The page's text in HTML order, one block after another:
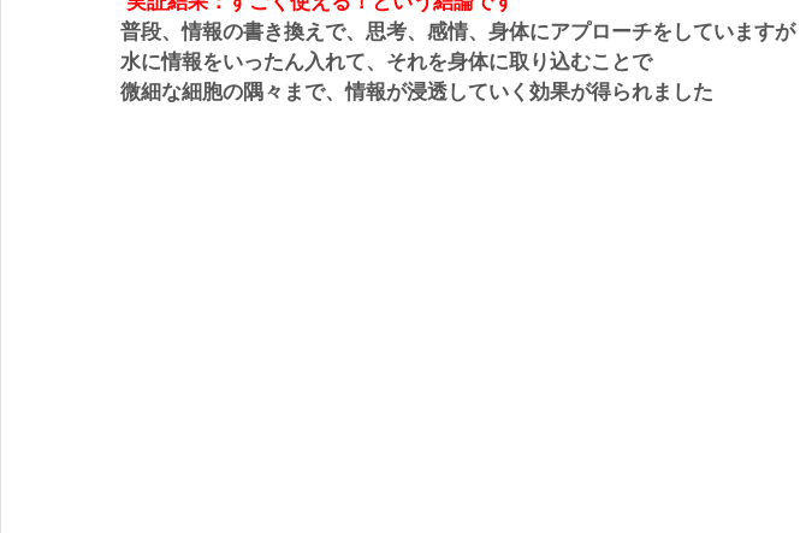
普段、情報の書き換えで、思考、感情、身体にアプローチをしていますが
水に情報をいったん入れて、それを身体に取り込むことで
微細な細胞の隅々まで、情報が浸透していく効果が得られました